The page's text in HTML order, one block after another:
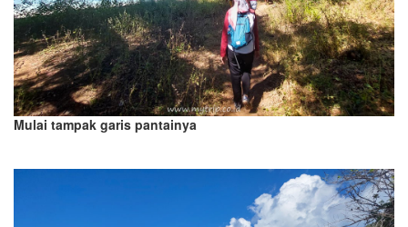
Mulai tampak garis pantainya